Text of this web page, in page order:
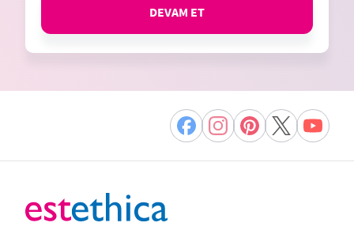
DEVAM ET